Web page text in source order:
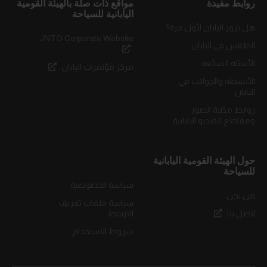
روابط مفيدة
مواقع ذات صلة بالهيئة القومية
اليابانية للسياحة
حول الهيئة القومية اليابانية
للسياحة